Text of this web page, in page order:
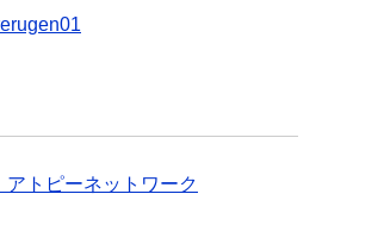
アトピーネットワーク